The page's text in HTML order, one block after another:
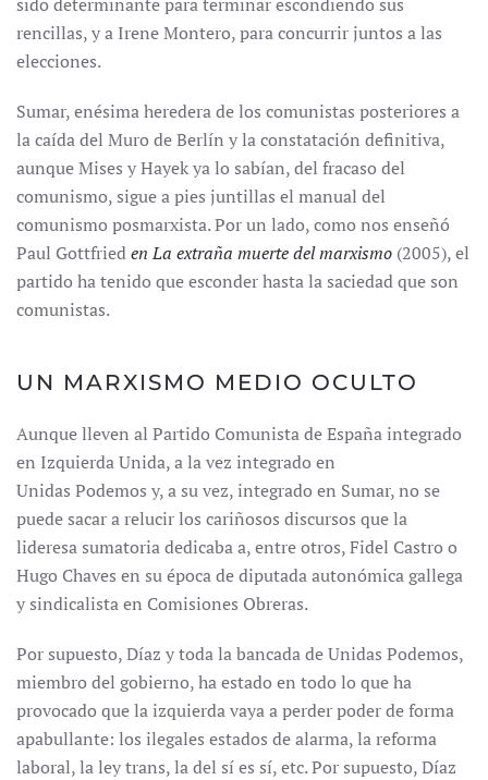
rencillas, y a Irene Montero, para concurrir juntos a las
elecciones.
Sumar, enésima heredera de los comunistas posteriores a
la caída del Muro de Berlín y la constatación definitiva,
aunque Mises y Hayek ya lo sabían, del fracaso del
comunismo, sigue a pies juntillas el manual del
comunismo posmarxista. Por un lado, como nos enseñó
Paul Gottfrieden La extraña muerte del marxismo (2005), el
partido ha tenido que esconder hasta la saciedad que son
comunistas.
UN MARXISMO MEDIO OCULTO
Aunque lleven al Partido Comunista de España integrado
en Izquierda Unida, a la vez integrado en
Unidas Podemos y, a su vez, integrado en Sumar, no se
puede sacar a relucir los cariñosos discursos que la
lideresa sumatoria dedicaba a, entre otros, Fidel Castro o
Hugo Chaves en su época de diputada autonómica gallega
y sindicalista en Comisiones Obreras.
Por supuesto, Díaz y toda la bancada de Unidas Podemos,
miembro del gobierno, ha estado en todo lo que ha
provocado que la izquierda vaya a perder poder de forma
apabullante: los ilegales estados de alarma, la reforma
laboral, la ley trans, la del sí es sí, etc. Por supuesto, Díaz